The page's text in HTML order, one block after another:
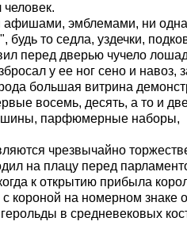
человек.
афишами, эмблемами, ни
будь то седла, уздечки,
перед дверью чучело
у ее ног сено и навоз,
большая витрина
восемь, десять, а то и
шины, парфюмерные наборы,
чрезвычайно
на плацу перед
к открытию прибыла
короной на номерном знаке
в средневековых